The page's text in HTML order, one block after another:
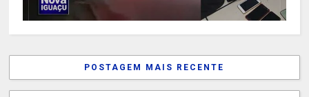
POSTAGEM MAIS RECENTE